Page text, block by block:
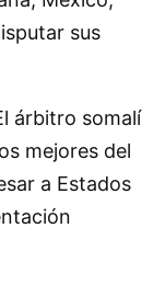
sus
árbitro somalí
mejores del
a Estados